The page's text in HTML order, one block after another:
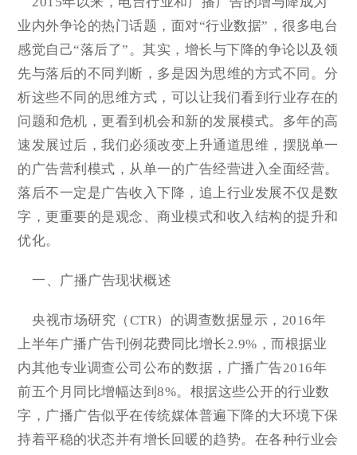
业内外争论的热门话题，面对“行业数据”，很多电台
感觉自己“落后了”。其实，增长与下降的争论以及领
先与落后的不同判断，多是因为思维的方式不同。分
析这些不同的思维方式，可以让我们看到行业存在的
问题和危机，更看到机会和新的发展模式。多年的高
速发展过后，我们必须改变上升通道思维，摆脱单一
的广告营利模式，从单一的广告经营进入全面经营。
落后不一定是广告收入下降，追上行业发展不仅是数
字，更重要的是观念、商业模式和收入结构的提升和
优化。
一、广播广告现状概述
央视市场研究（CTR）的调查数据显示，2016年
上半年广播广告刊例花费同比增长2.9%，而根据业
内其他专业调查公司公布的数据，广播广告2016年
前五个月同比增幅达到8%。根据这些公开的行业数
字，广播广告似乎在传统媒体普遍下降的大环境下保
持着平稳的状态并有增长回暖的趋势。在各种行业会